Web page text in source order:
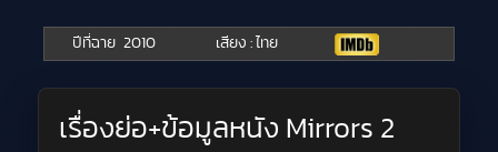
ปีที่ฉาย 2010 เสียง : ไทย
เรื่องย่อ+ข้อมูลหนัง Mirrors 2